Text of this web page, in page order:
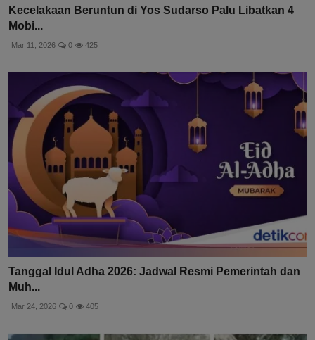
Kecelakaan Beruntun di Yos Sudarso Palu Libatkan 4
Mobi...
Mar 11, 2026 0 425
Tanggal Idul Adha 2026: Jadwal Resmi Pemerintah dan
Muh...
Mar 24, 2026 0 405